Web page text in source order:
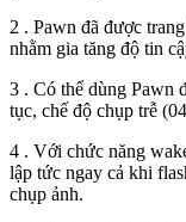
2 . Pawn đã được
nhằm gia tăng độ tin
3 . Có thể dùng Pawn
tục, chế độ chụp trễ
4 . Với chức năng
lập tức ngay cả khi
chụp ảnh.